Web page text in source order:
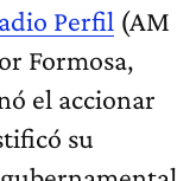
Perfil (AM
Formosa,
el accionar
su